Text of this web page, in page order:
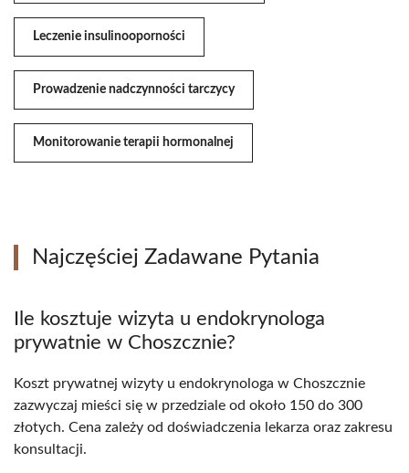
Leczenie insulinooporności
Prowadzenie nadczynności tarczycy
Monitorowanie terapii hormonalnej
Najczęściej Zadawane Pytania
Ile kosztuje wizyta u endokrynologa
prywatnie w Choszcznie?
Koszt prywatnej wizyty u endokrynologa w Choszcznie
zazwyczaj mieści się w przedziale od około 150 do 300
złotych. Cena zależy od doświadczenia lekarza oraz zakresu
konsultacji.